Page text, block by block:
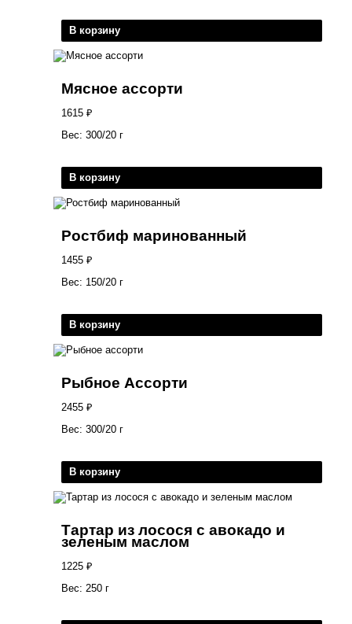
В корзину
Мясное ассорти
1615 ₽
Вес: 300/20 г
В корзину
Ростбиф маринованный
1455 ₽
Вес: 150/20 г
В корзину
Рыбное Ассорти
2455 ₽
Вес: 300/20 г
В корзину
Тартар из лосося с авокадо и
зеленым маслом
1225 ₽
Вес: 250 г